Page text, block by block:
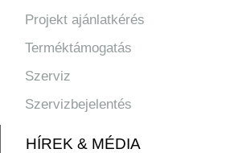
Projekt ajánlatkérés
Terméktámogatás
Szerviz
Szervizbejelentés
HÍREK & MÉDIA